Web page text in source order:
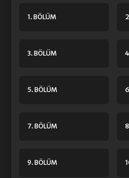
1. BÖLÜM
3. BÖLÜM
5. BÖLÜM
7. BÖLÜM
9. BÖLÜM